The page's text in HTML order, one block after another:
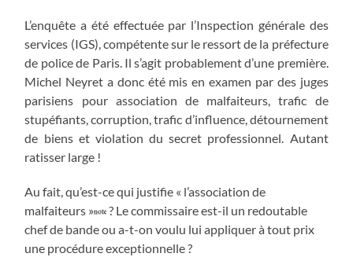
L’enquête a été effectuée par l’Inspection générale des
services (IGS), compétente sur le ressort de la préfecture
de police de Paris. Il s’agit probablement d’une première.
Michel Neyret a donc été mis en examen par des juges
parisiens pour association de malfaiteurs, trafic de
stupéfiants, corruption, trafic d’influence, détournement
de biens et violation du secret professionnel. Autant
ratisser large !
Au fait, qu’est-ce qui justifie « l’association de
malfaiteurs »
? Le commissaire est-il un redoutable
chef de bande ou a-t-on voulu lui appliquer à tout prix
une procédure exceptionnelle ?